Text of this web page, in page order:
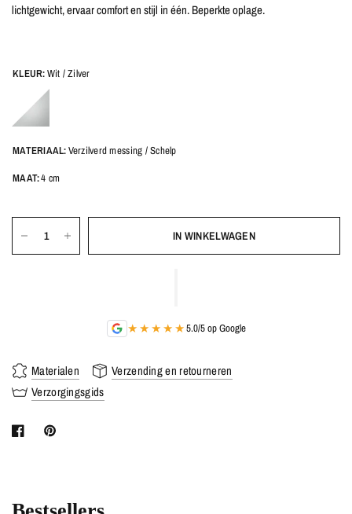
lichtgewicht, ervaar comfort en stijl in één. Beperkte oplage.
KLEUR:Wit / Zilver
MATERIAAL:Verzilverd messing / Schelp
MAAT:4 cm
IN WINKELWAGEN
★★★★★5.0/5 op Google
Materialen
Verzending en retourneren
Verzorgingsgids